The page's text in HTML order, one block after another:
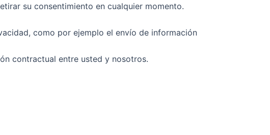
su consentimiento en cualquier momento.
como por ejemplo el envío de información
contractual entre usted y nosotros.